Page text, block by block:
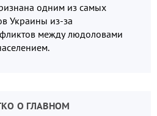
одним из самых
Украины из-за
между людоловами
О ГЛАВНОМ